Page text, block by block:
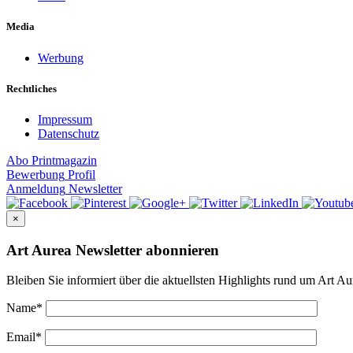
Media
Werbung
Rechtliches
Impressum
Datenschutz
Abo Printmagazin
Bewerbung Profil
Anmeldung Newsletter
×
Art Aurea Newsletter abonnieren
Bleiben Sie informiert über die aktuellsten Highlights rund um Art
Name*
Email*